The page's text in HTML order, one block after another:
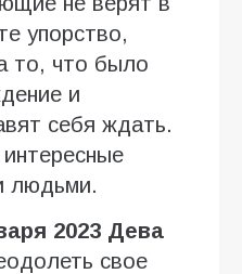
упорство,
то, что было
и
себя ждать.
людьми.
2023 Дева
свое